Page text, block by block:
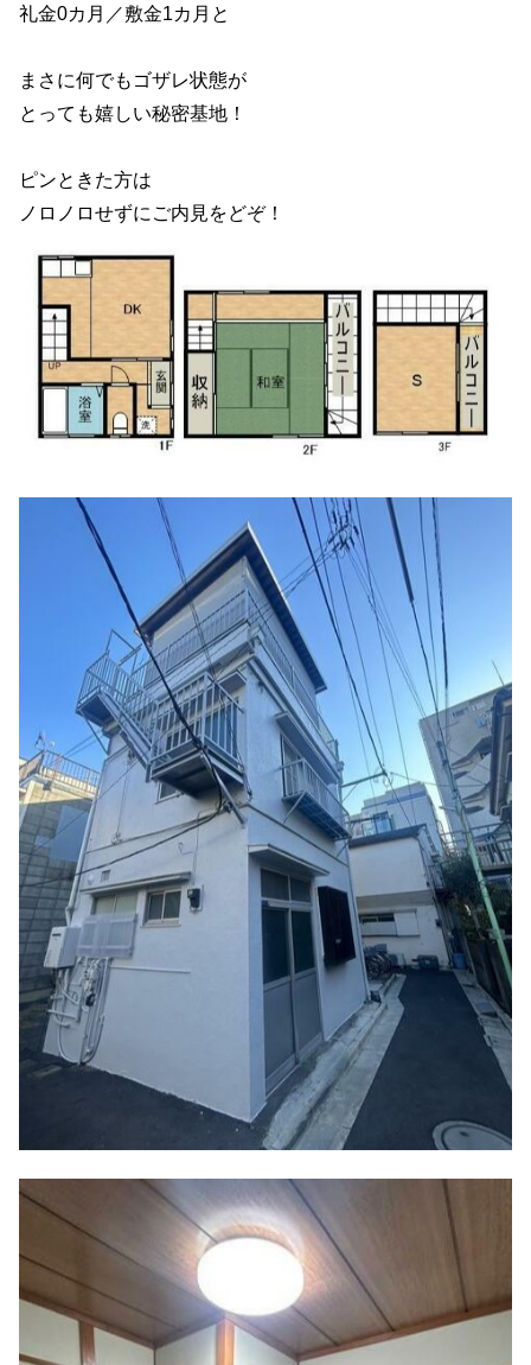
礼金0カ月／敷金1カ月と
まさに何でもゴザレ状態が
とっても嬉しい秘密基地！
ピンときた方は
ノロノロせずにご内見をどぞ！